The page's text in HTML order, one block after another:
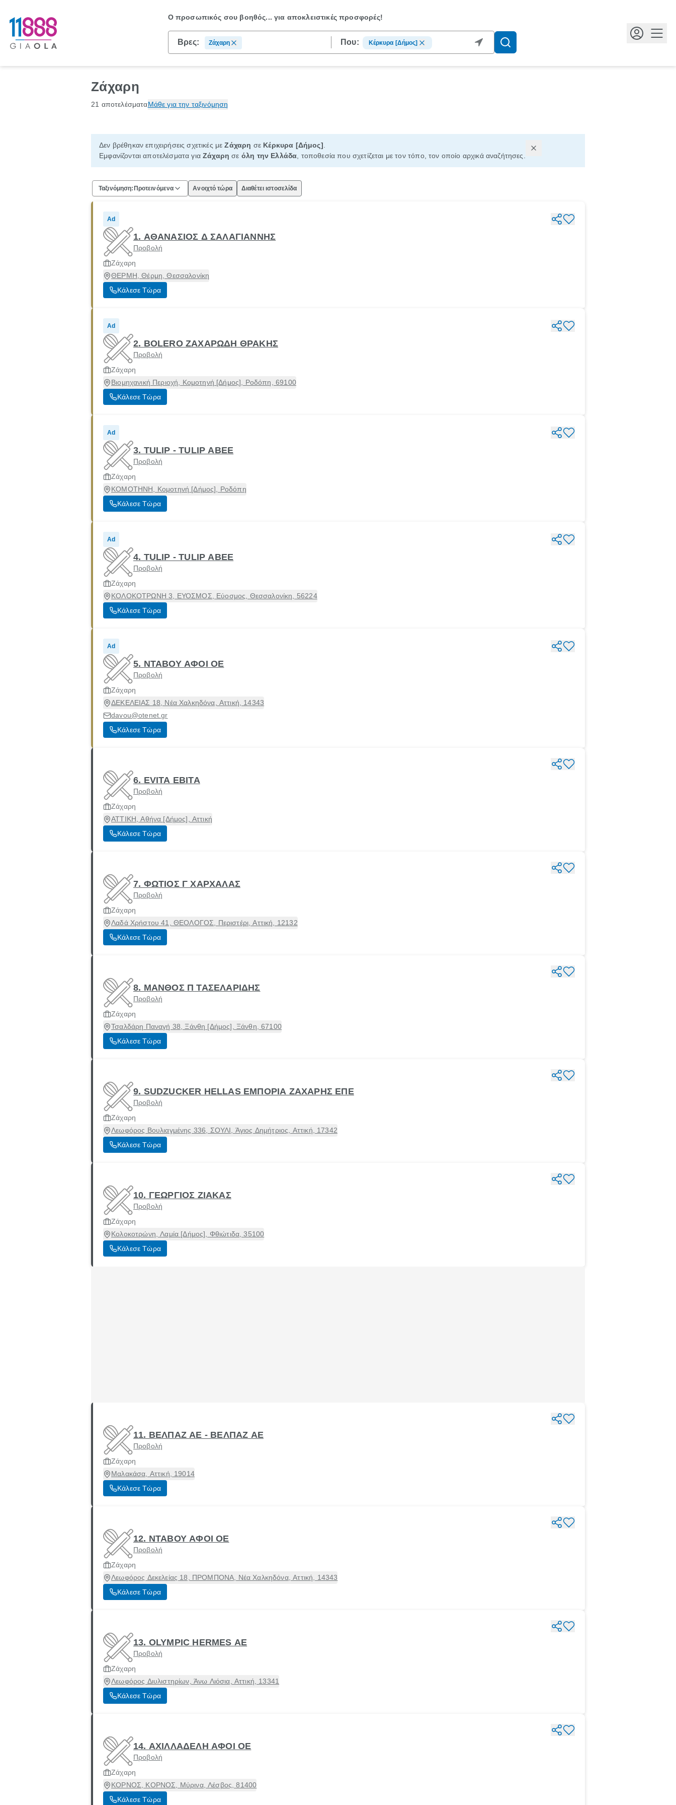
Ο προσωπικός σου βοηθός...για αποκλειστικές προσφορές!
Βρες: Ζάχαρη Που: Κέρκυρα [Δήμος]
Ζάχαρη
21 αποτελέσματαΜάθε για την ταξινόμηση
Δεν βρέθηκαν επιχειρήσεις σχετικές μεΖάχαρη σε Κέρκυρα [Δήμος]
Εμφανίζονται αποτελέσματα γιαΖάχαρη σε όλη την Ελλάδα , τοποθεσία που σχετίζεται με τον τόπο, τον οποίο αρχικά αναζήτησες.
Ταξινόμηση: Προτεινόμενα Ανοιχτό τώρα Διαθέτει ιστοσελίδα
Ad
1. ΑΘΑΝΑΣΙΟΣ Δ ΣΑΛΑΓΙΑΝΝΗΣ
Προβολή
Ζάχαρη
ΘΕΡΜΗ, Θέρμη, Θεσσαλονίκη
Κάλεσε Τώρα
Ad
2. BOLERO ΖΑΧΑΡΩΔΗ ΘΡΑΚΗΣ
Προβολή
Ζάχαρη
Βιομηχανική Περιοχή, Κομοτηνή [Δήμος], Ροδόπη, 69100
Κάλεσε Τώρα
Ad
3. TULIP - TULIP ΑΒΕΕ
Προβολή
Ζάχαρη
ΚΟΜΟΤΗΝΗ, Κομοτηνή [Δήμος], Ροδόπη
Κάλεσε Τώρα
Ad
4. TULIP - TULIP ΑΒΕΕ
Προβολή
Ζάχαρη
ΚΟΛΟΚΟΤΡΩΝΗ 3, ΕΥΟΣΜΟΣ, Εύοσμος, Θεσσαλονίκη, 56224
Κάλεσε Τώρα
Ad
5. ΝΤΑΒΟΥ ΑΦΟΙ ΟΕ
Προβολή
Ζάχαρη
ΔΕΚΕΛΕΙΑΣ 18, Νέα Χαλκηδόνα, Αττική, 14343
davou@otenet.gr
Κάλεσε Τώρα
6. EVITA ΕΒΙΤΑ
Προβολή
Ζάχαρη
ΑΤΤΙΚΗ, Αθήνα [Δήμος], Αττική
Κάλεσε Τώρα
7. ΦΩΤΙΟΣ Γ ΧΑΡΧΑΛΑΣ
Προβολή
Ζάχαρη
Λαδά Χρήστου 41, ΘΕΟΛΟΓΟΣ, Περιστέρι, Αττική, 12132
Κάλεσε Τώρα
8. ΜΑΝΘΟΣ Π ΤΑΣΕΛΑΡΙΔΗΣ
Προβολή
Ζάχαρη
Τσαλδάρη Παναγή 38, Ξάνθη [Δήμος], Ξάνθη, 67100
Κάλεσε Τώρα
9. SUDZUCKER HELLAS ΕΜΠΟΡΙΑ ΖΑΧΑΡΗΣ ΕΠΕ
Προβολή
Ζάχαρη
Λεωφόρος Βουλιαγμένης 336, ΣΟΥΛΙ, Άγιος Δημήτριος, Αττική, 17342
Κάλεσε Τώρα
10. ΓΕΩΡΓΙΟΣ ΖΙΑΚΑΣ
Προβολή
Ζάχαρη
Κολοκοτρώνη, Λαμία [Δήμος], Φθιώτιδα, 35100
Κάλεσε Τώρα
11. ΒΕΛΠΑΖ ΑΕ - ΒΕΛΠΑΖ ΑΕ
Προβολή
Ζάχαρη
Μαλακάσα, Αττική, 19014
Κάλεσε Τώρα
12. ΝΤΑΒΟΥ ΑΦΟΙ ΟΕ
Προβολή
Ζάχαρη
Λεωφόρος Δεκελείας 18, ΠΡΟΜΠΟΝΑ, Νέα Χαλκηδόνα, Αττική, 14343
Κάλεσε Τώρα
13. OLYMPIC HERMES ΑΕ
Προβολή
Ζάχαρη
Λεωφόρος Διυλιστηρίων, Άνω Λιόσια, Αττική, 13341
Κάλεσε Τώρα
14. ΑΧΙΛΛΑΔΕΛΗ ΑΦΟΙ ΟΕ
Προβολή
Ζάχαρη
ΚΟΡΝΟΣ, ΚΟΡΝΟΣ, Μύρινα, Λέσβος, 81400
Κάλεσε Τώρα